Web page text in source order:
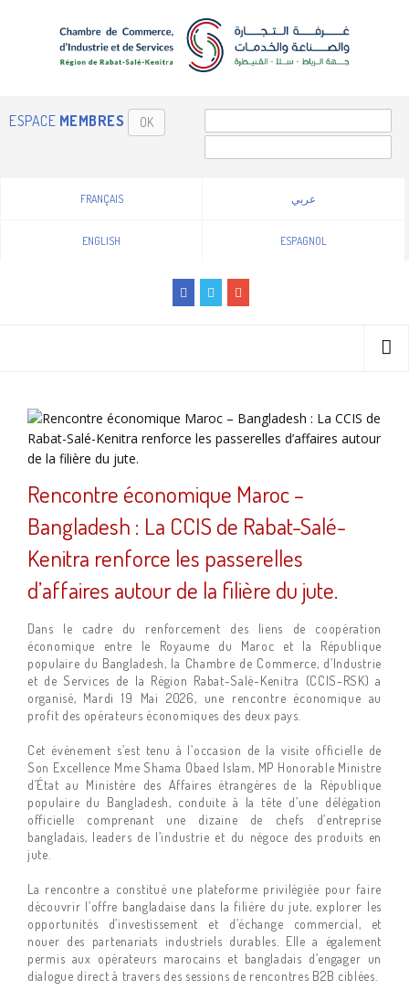
ESPACE MEMBRES OK
FRANÇAIS عربي
ENGLISH ESPAGNOL
Rencontre économique Maroc –
Bangladesh : La CCIS de Rabat-Salé-
Kenitra renforce les passerelles
d’affaires autour de la filière du jute.
Dans le cadre du renforcement des liens de coopération
économique entre le Royaume du Maroc et la République
populaire du Bangladesh, la Chambre de Commerce, d’Industrie
et de Services de la Région Rabat-Salé-Kenitra (CCIS-RSK) a
organisé, Mardi 19 Mai 2026, une rencontre économique au
profit des opérateurs économiques des deux pays.
Cet événement s’est tenu à l’occasion de la visite officielle de
Son Excellence Mme Shama Obaed Islam, MP Honorable Ministre
d’État au Ministère des Affaires étrangères de la République
populaire du Bangladesh, conduite à la tête d’une délégation
officielle comprenant une dizaine de chefs d’entreprise
bangladais, leaders de l’industrie et du négoce des produits en
jute.
La rencontre a constitué une plateforme privilégiée pour faire
découvrir l’offre bangladaise dans la filière du jute, explorer les
opportunités d’investissement et d’échange commercial, et
nouer des partenariats industriels durables. Elle a également
permis aux opérateurs marocains et bangladais d’engager un
dialogue direct à travers des sessions de rencontres B2B ciblées.